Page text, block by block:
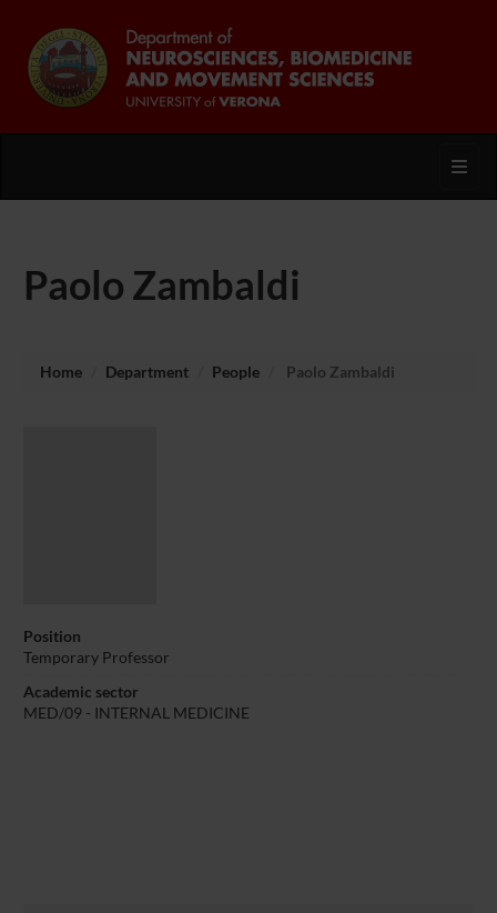
Paolo Zambaldi
Home Department People Paolo Zambaldi
Position
Temporary Professor
Academic sector
MED/09 - INTERNAL MEDICINE